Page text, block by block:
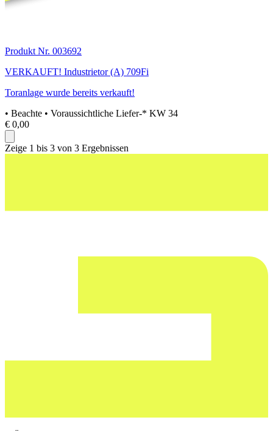
Produkt Nr. 003692
VERKAUFT! Industrietor (A) 709Fi
Toranlage wurde bereits verkauft!
• Beachte • Voraussichtliche Liefer-* KW 34
€ 0,00
Zeige 1 bis 3 von 3 Ergebnissen